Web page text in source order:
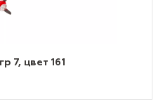
7, цвет 161